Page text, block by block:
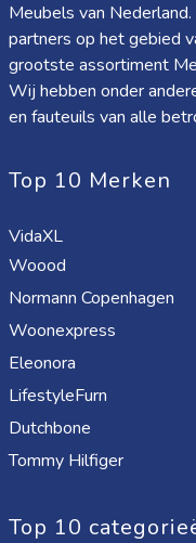
Meubels van
partners op het gebied
grootste assortiment
Wij hebben onder
en fauteuils van alle
Top 10 Merken
VidaXL
Woood
Normann Copenhagen
Woonexpress
Eleonora
LifestyleFurn
Dutchbone
Tommy Hilfiger
Top 10